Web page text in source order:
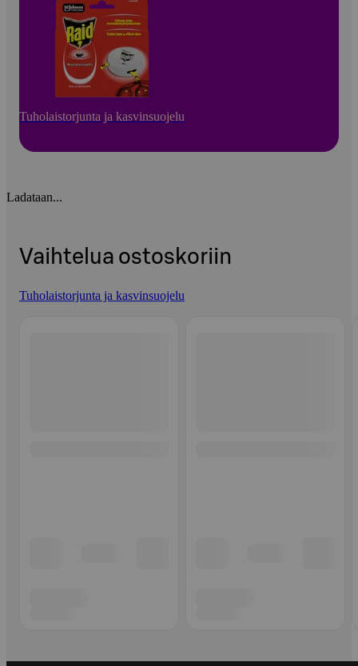
Tuholaistorjunta ja kasvinsuojelu
Ladataan...
Vaihtelua ostoskoriin
Tuholaistorjunta ja kasvinsuojelu